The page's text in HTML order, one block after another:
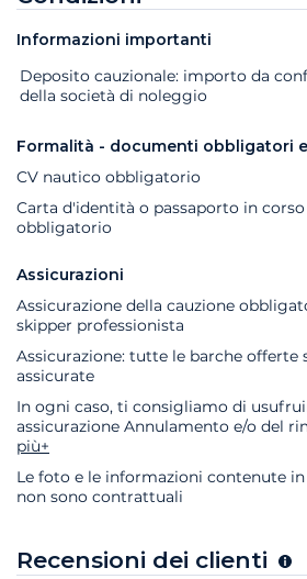
Informazioni importanti
Extra Stato Prezzo
Deposito cauzionale: importo da
della società di noleggio
Formalità - documenti obbligatori
CV nautico obbligatorio
Carta d'identità o passaporto in
obbligatorio
Assicurazioni
Assicurazione della cauzione
skipper professionista
Assicurazione: tutte le barche
assicurate
In ogni caso, ti consigliamo di
assicurazione Annulamento e/o del
più+
Le foto e le informazioni contenute in
non sono contrattuali
Recensioni dei clienti